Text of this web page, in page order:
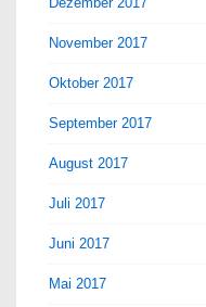
November 2017
Oktober 2017
September 2017
August 2017
Juli 2017
Juni 2017
Mai 2017